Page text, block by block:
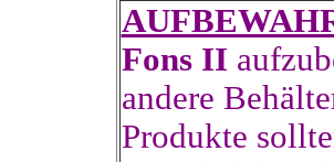
Fons II
andere
Produkte